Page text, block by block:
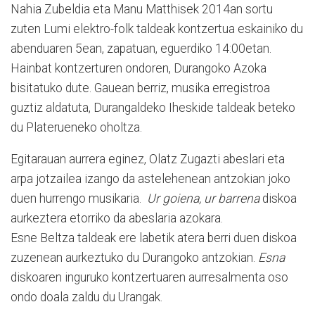
Nahia Zubeldia eta Manu Matthisek 2014an sortu
zuten Lumi elektro-folk taldeak kontzertua eskainiko du
abenduaren 5ean, zapatuan, eguerdiko 14:00etan.
Hainbat kontzerturen ondoren, Durangoko Azoka
bisitatuko dute. Gauean berriz, musika erregistroa
guztiz aldatuta, Durangaldeko Iheskide taldeak beteko
du Platerueneko oholtza.
Egitarauan aurrera eginez, Olatz Zugazti abeslari eta
arpa jotzailea izango da astelehenean antzokian joko
duen hurrengo musikaria. Ur goiena, ur barrenadiskoa
aurkeztera etorriko da abeslaria azokara.
Esne Beltza taldeak ere labetik atera berri duen diskoa
zuzenean aurkeztuko du Durangoko antzokian. Esna
diskoaren inguruko kontzertuaren aurresalmenta oso
ondo doala zaldu du Urangak.